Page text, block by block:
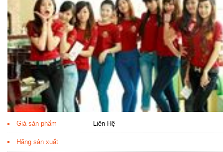
Giá sản phẩm Liên Hệ
Hãng sản xuất